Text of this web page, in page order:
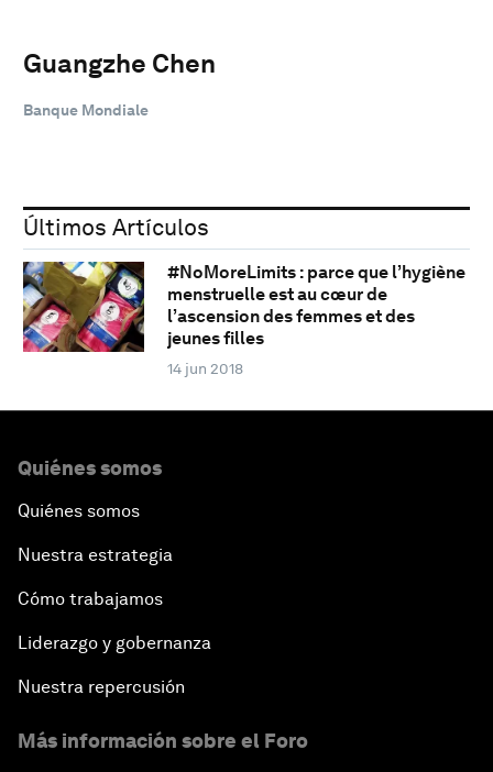
Guangzhe Chen
Banque Mondiale
Últimos Artículos
#NoMoreLimits : parce que l’hygiène
menstruelle est au cœur de
l’ascension des femmes et des
jeunes filles
14 jun 2018
Quiénes somos
Quiénes somos
Nuestra estrategia
Cómo trabajamos
Liderazgo y gobernanza
Nuestra repercusión
Más información sobre el Foro